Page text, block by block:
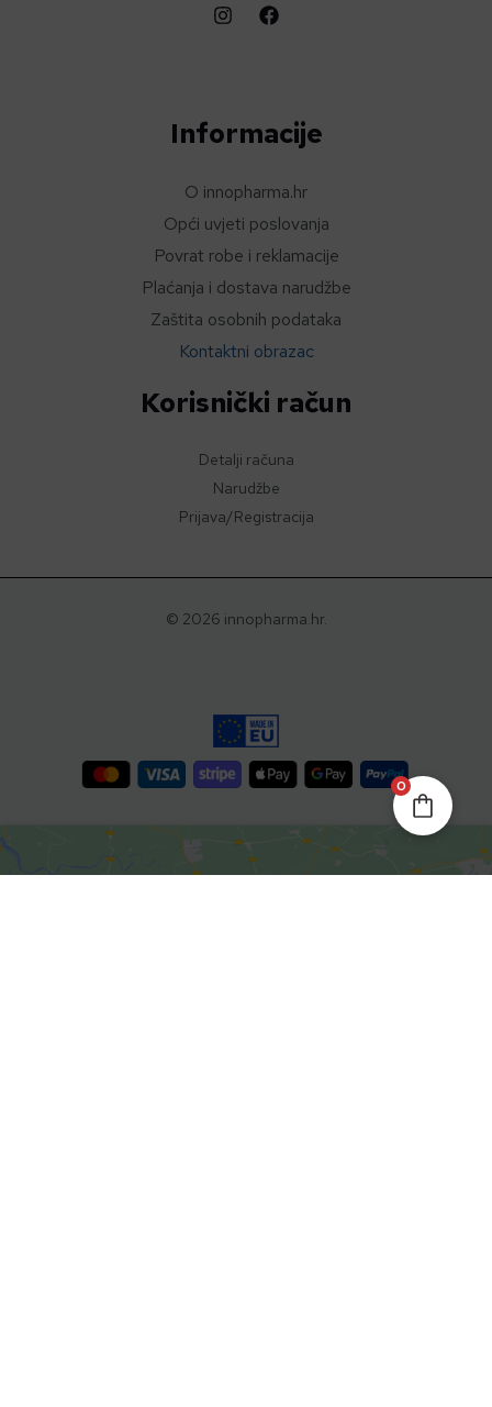
Informacije
O innopharma.hr
Opći uvjeti poslovanja
Povrat robe i reklamacije
Plaćanja i dostava narudžbe
Zaštita osobnih podataka
Kontaktni obrazac
Korisnički račun
Detalji računa
Narudžbe
Prijava/Registracija
© 2026 innopharma.hr.
0